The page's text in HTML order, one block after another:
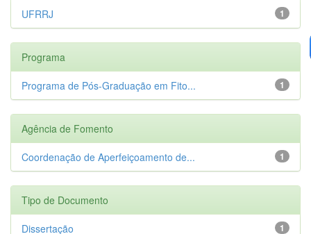
1
UFRRJ
Programa
1
Programa de Pós-Graduação em Fito...
Agência de Fomento
1
Coordenação de Aperfeiçoamento de...
Tipo de Documento
1
Dissertação